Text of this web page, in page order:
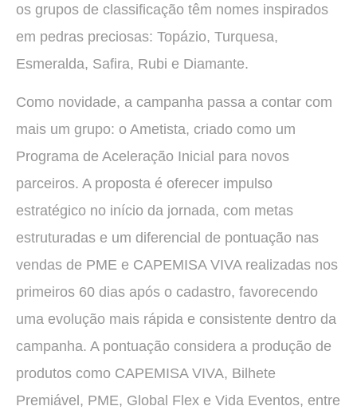
os grupos de classificação têm nomes inspirados
em pedras preciosas: Topázio, Turquesa,
Esmeralda, Safira, Rubi e Diamante.
Como novidade, a campanha passa a contar com
mais um grupo: o Ametista, criado como um
Programa de Aceleração Inicial para novos
parceiros. A proposta é oferecer impulso
estratégico no início da jornada, com metas
estruturadas e um diferencial de pontuação nas
vendas de PME e CAPEMISA VIVA realizadas nos
primeiros 60 dias após o cadastro, favorecendo
uma evolução mais rápida e consistente dentro da
campanha. A pontuação considera a produção de
produtos como CAPEMISA VIVA, Bilhete
Premiável, PME, Global Flex e Vida Eventos, entre